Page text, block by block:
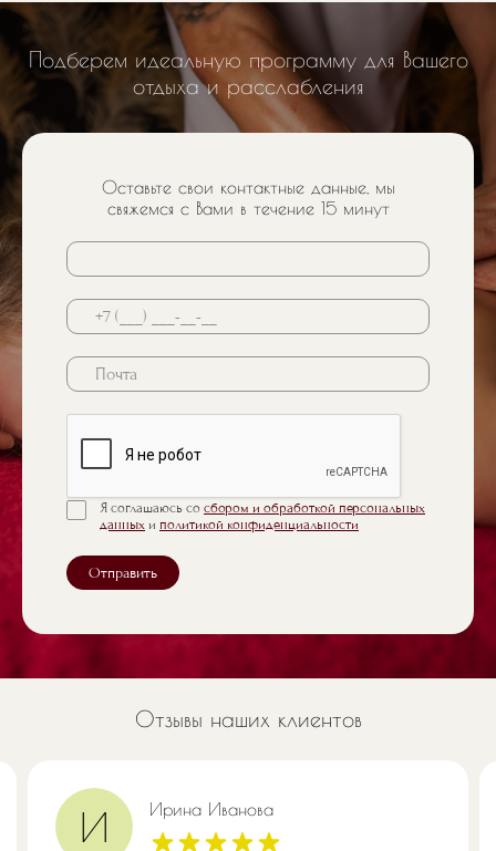
Подберем идеальную программу для Вашего
отдыха и расслабления
Оставьте свои контактные данные, мы
свяжемся с Вами в течение 15 минут
Почта
Я соглашаюсь со сбором и обработкой персональных
данных и политикой конфиденциальности
Отправить
Отзывы наших клиентов
И Ирина Иванова